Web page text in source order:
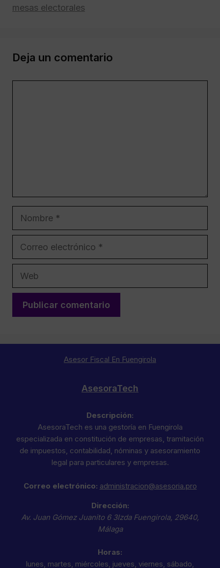
mesas electorales
Deja un comentario
Asesor Fiscal En Fuengirola
AsesoraTech
Descripción:
AsesoraTech es una gestoría en Fuengirola
especializada en constitución de empresas, tramitación
de impuestos, contabilidad, nóminas y asesoramiento
legal para particulares y empresas.
Correo electrónico: administracion@asesoria.pro
Dirección:
Av. Juan Gómez Juanito 6 3Izda Fuengirola, 29640,
Málaga
Horas:
lunes, martes, miércoles, jueves, viernes, sábado,